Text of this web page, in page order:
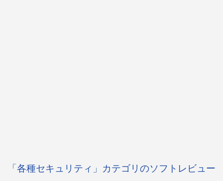
「各種セキュリティ」カテゴリのソフトレビュー